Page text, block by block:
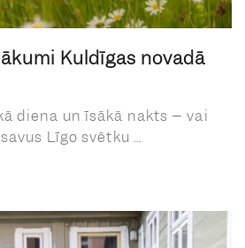
Kuldīgas novadā
diena un īsākā nakts – vai
Līgo svētku ...